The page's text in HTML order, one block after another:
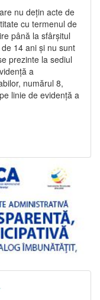
nu dețin acte de
cu termenul de
până la sfârșitul
14 ani și nu sunt
prezinte la sediul
a
numărul 8,
linie de evidență a